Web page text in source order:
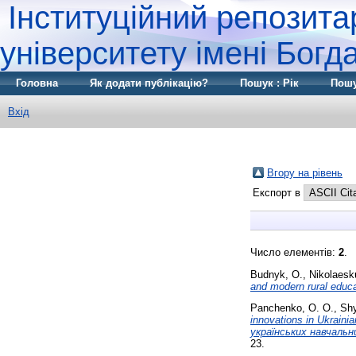
Інституційний
університету імені
Головна Як додати публікацію? Пошук : Рік
Вхід
Вгору на рівень
Експорт в
Число елементів: 2
Budnyk, O.
and modern rural
Panchenko, O. O.,
innovations in
українських
23.